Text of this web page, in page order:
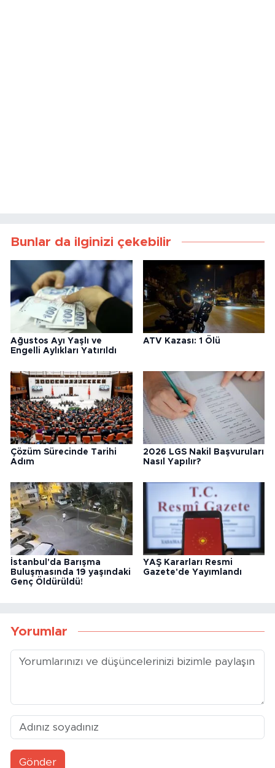
Bunlar da ilginizi çekebilir
Ağustos Ayı Yaşlı ve
Engelli Aylıkları Yatırıldı
ATV Kazası: 1 Ölü
Çözüm Sürecinde Tarihi
Adım
2026 LGS Nakil Başvuruları
Nasıl Yapılır?
İstanbul'da Barışma
Buluşmasında 19 yaşındaki
Genç Öldürüldü!
YAŞ Kararları Resmi
Gazete'de Yayımlandı
Yorumlar
Gönder